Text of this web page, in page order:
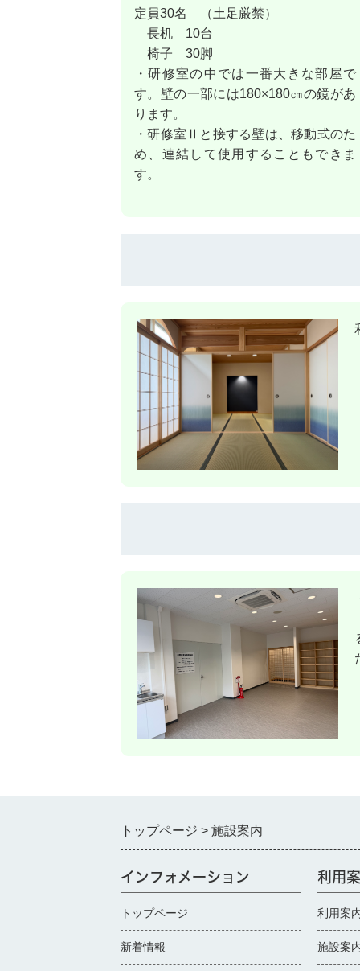
定員30名 （土足厳禁）
長机 10台
椅子 30脚
・研修室の中では一番大きな部屋で
す。壁の一部には180×180㎝の鏡があ
ります。
・研修室Ⅱと接する壁は、移動式のた
め、連結して使用することもできま
す。
トップページ 施設案内
インフォメーション
トップページ
新着情報
利用
利用案
施設案